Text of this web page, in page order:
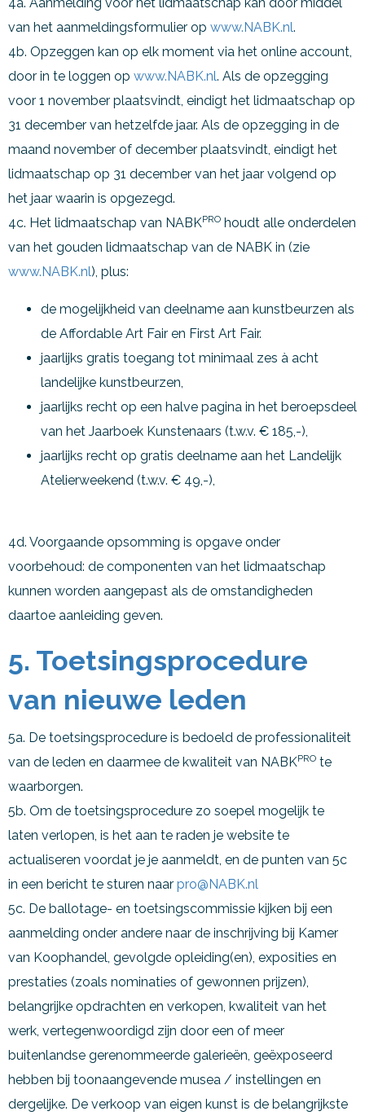
van het aanmeldingsformulier op www.NABK.nl.
4b. Opzeggen kan op elk moment via het online account,
door in te loggen op www.NABK.nl. Als de opzegging
voor 1 november plaatsvindt, eindigt het lidmaatschap op
31 december van hetzelfde jaar. Als de opzegging in de
maand november of december plaatsvindt, eindigt het
lidmaatschap op 31 december van het jaar volgend op
het jaar waarin is opgezegd.
4c. Het lidmaatschap van NABKPRO houdt alle onderdelen
van het gouden lidmaatschap van de NABK in (zie
www.NABK.nl), plus:
de mogelijkheid van deelname aan kunstbeurzen als
de Affordable Art Fair en First Art Fair.
jaarlijks gratis toegang tot minimaal zes à acht
landelijke kunstbeurzen,
jaarlijks recht op een halve pagina in het beroepsdeel
van het Jaarboek Kunstenaars (t.w.v. € 185,-),
jaarlijks recht op gratis deelname aan het Landelijk
Atelierweekend (t.w.v. € 49,-),
4d. Voorgaande opsomming is opgave onder
voorbehoud: de componenten van het lidmaatschap
kunnen worden aangepast als de omstandigheden
daartoe aanleiding geven.
5. Toetsingsprocedure
van nieuwe leden
5a. De toetsingsprocedure is bedoeld de professionaliteit
van de leden en daarmee de kwaliteit van NABKPRO te
waarborgen.
5b. Om de toetsingsprocedure zo soepel mogelijk te
laten verlopen, is het aan te raden je website te
actualiseren voordat je je aanmeldt, en de punten van 5c
in een bericht te sturen naar pro@NABK.nl
5c. De ballotage- en toetsingscommissie kijken bij een
aanmelding onder andere naar de inschrijving bij Kamer
van Koophandel, gevolgde opleiding(en), exposities en
prestaties (zoals nominaties of gewonnen prijzen),
belangrijke opdrachten en verkopen, kwaliteit van het
werk, vertegenwoordigd zijn door een of meer
buitenlandse gerenommeerde galerieën, geëxposeerd
hebben bij toonaangevende musea / instellingen en
dergelijke. De verkoop van eigen kunst is de belangrijkste